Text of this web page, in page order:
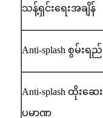
သန့်ရှင်းရေးအချိန်
Anti-splash စွမ်းရည်
Anti-splash ထိုးဆေး
ပမာဏ